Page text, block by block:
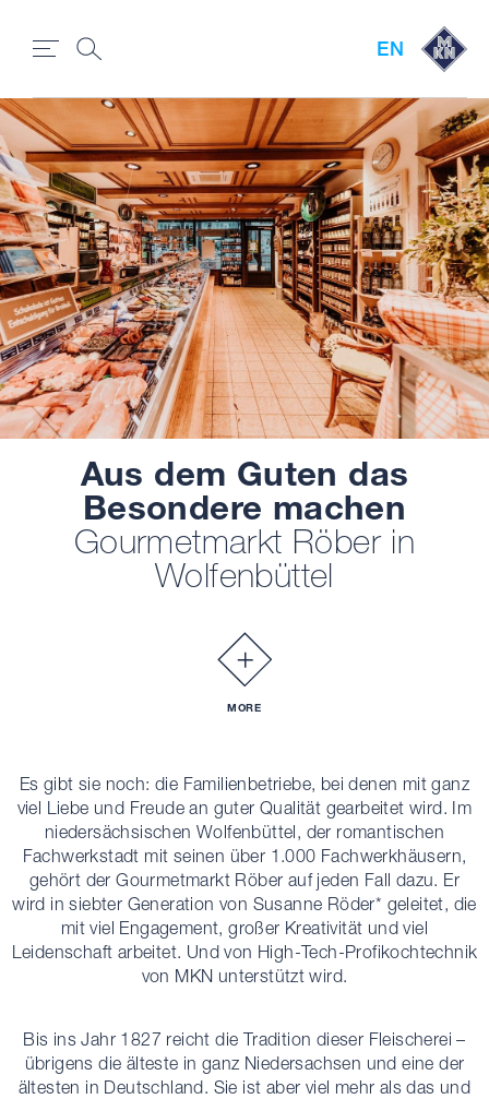
EN
Aus dem Guten das
Besondere machen
Gourmetmarkt Röber in
Wolfenbüttel
MORE
Es gibt sie noch: die Familienbetriebe, bei denen mit ganz
viel Liebe und Freude an guter Qualität gearbeitet wird. Im
niedersächsischen Wolfenbüttel, der romantischen
Fachwerkstadt mit seinen über 1.000 Fachwerkhäusern,
gehört der Gourmetmarkt Röber auf jeden Fall dazu. Er
wird in siebter Generation von Susanne Röder* geleitet, die
mit viel Engagement, großer Kreativität und viel
Leidenschaft arbeitet. Und von High-Tech-Profikochtechnik
von MKN unterstützt wird.
Bis ins Jahr 1827 reicht die Tradition dieser Fleischerei –
übrigens die älteste in ganz Niedersachsen und eine der
ältesten in Deutschland. Sie ist aber viel mehr als das und